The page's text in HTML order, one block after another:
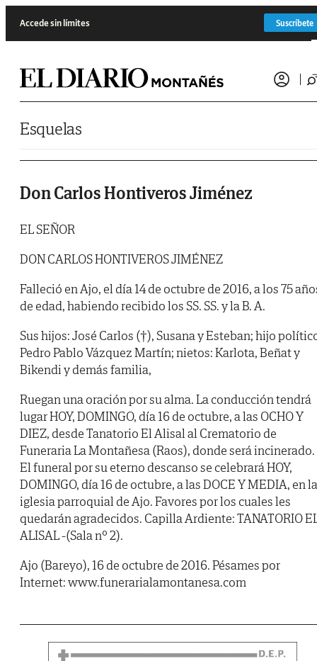
Accede sin límites Suscríbete
Esquelas
Don Carlos Hontiveros Jiménez
EL SEÑOR
DON CARLOS HONTIVEROS JIMÉNEZ
Falleció en Ajo, el día 14 de octubre de 2016, a los 75
de edad, habiendo recibido los SS. SS. y la B. A.
Sus hijos: José Carlos (†), Susana y Esteban; hijo
Pedro Pablo Vázquez Martín; nietos: Karlota, Beñat y
Bikendi y demás familia,
Ruegan una oración por su alma. La conducción tendrá
lugar HOY, DOMINGO, día 16 de octubre, a las OCHO Y
DIEZ, desde Tanatorio El Alisal al Crematorio de
Funeraria La Montañesa (Raos), donde será incinerado.
El funeral por su eterno descanso se celebrará HOY,
DOMINGO, día 16 de octubre, a las DOCE Y MEDIA, en la
iglesia parroquial de Ajo. Favores por los cuales les
quedarán agradecidos. Capilla Ardiente: TANATORIO
ALISAL -(Sala nº 2).
Ajo (Bareyo), 16 de octubre de 2016. Pésames por
Internet: www.funerarialamontanesa.com